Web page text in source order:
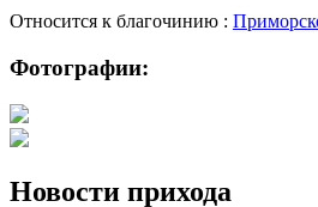
Относится к благочинию :
Фотографии:
Новости прихода